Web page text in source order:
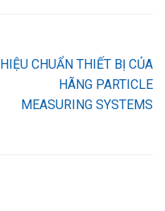
HIỆU CHUẨN THIẾT BỊ CỦA
HÃNG PARTICLE
MEASURING SYSTEMS